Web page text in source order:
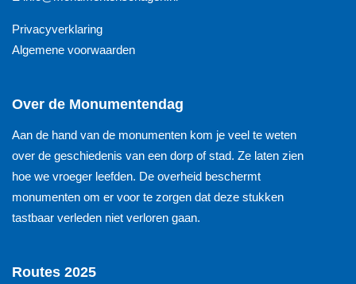
Privacyverklaring
Algemene voorwaarden
Over de Monumentendag
Aan de hand van de monumenten kom je veel te weten
over de geschiedenis van een dorp of stad. Ze laten zien
hoe we vroeger leefden. De overheid beschermt
monumenten om er voor te zorgen dat deze stukken
tastbaar verleden niet verloren gaan.
Routes 2025